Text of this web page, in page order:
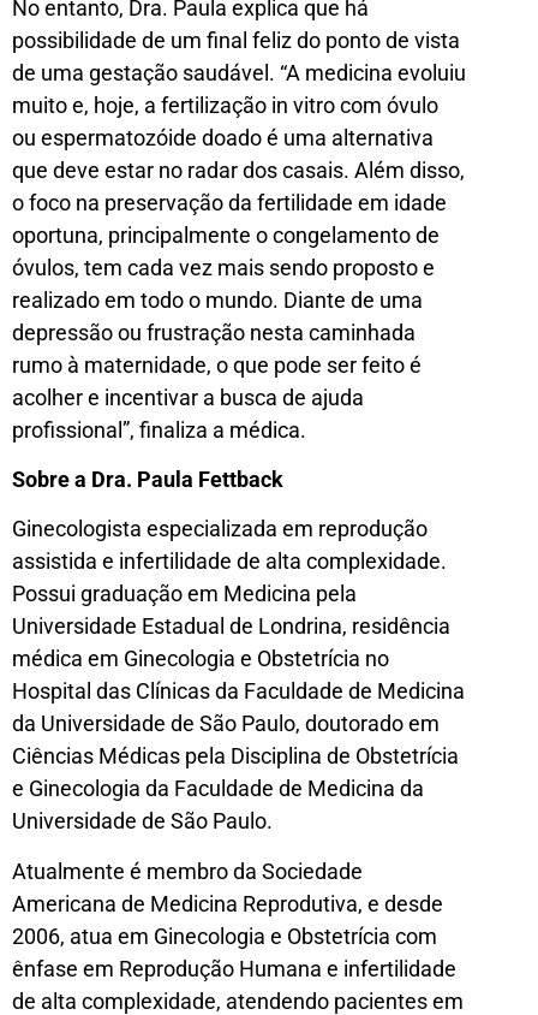
No entanto, Dra. Paula explica que há
possibilidade de um final feliz do ponto de vista
de uma gestação saudável. “A medicina evoluiu
muito e, hoje, a fertilização in vitro com óvulo
ou espermatozóide doado é uma alternativa
que deve estar no radar dos casais. Além disso,
o foco na preservação da fertilidade em idade
oportuna, principalmente o congelamento de
óvulos, tem cada vez mais sendo proposto e
realizado em todo o mundo. Diante de uma
depressão ou frustração nesta caminhada
rumo à maternidade, o que pode ser feito é
acolher e incentivar a busca de ajuda
profissional”, finaliza a médica.
Sobre a Dra. Paula Fettback
Ginecologista especializada em reprodução
assistida e infertilidade de alta complexidade.
Possui graduação em Medicina pela
Universidade Estadual de Londrina, residência
médica em Ginecologia e Obstetrícia no
Hospital das Clínicas da Faculdade de Medicina
da Universidade de São Paulo, doutorado em
Ciências Médicas pela Disciplina de Obstetrícia
e Ginecologia da Faculdade de Medicina da
Universidade de São Paulo.
Atualmente é membro da Sociedade
Americana de Medicina Reprodutiva, e desde
2006, atua em Ginecologia e Obstetrícia com
ênfase em Reprodução Humana e infertilidade
de alta complexidade, atendendo pacientes em